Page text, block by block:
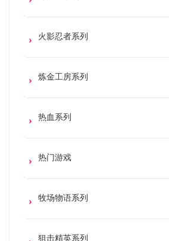
火影忍者系列
炼金工房系列
热血系列
热门游戏
牧场物语系列
狙击精英系列